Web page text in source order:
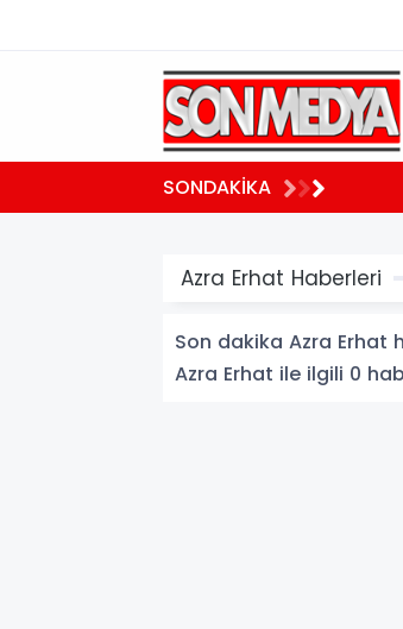
SONDAKİKA
Azra Erhat Haberleri
Son dakika Azra Erhat
Azra Erhat ile ilgili 0